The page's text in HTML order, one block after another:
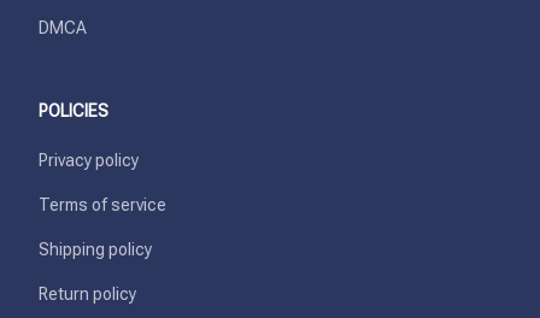
DMCA
POLICIES
Privacy policy
Terms of service
Shipping policy
Return policy